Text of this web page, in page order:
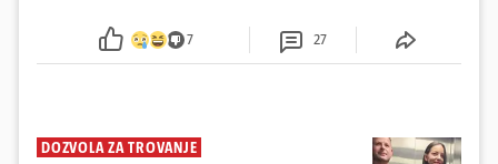
7 27
DOZVOLA ZA TROVANJE